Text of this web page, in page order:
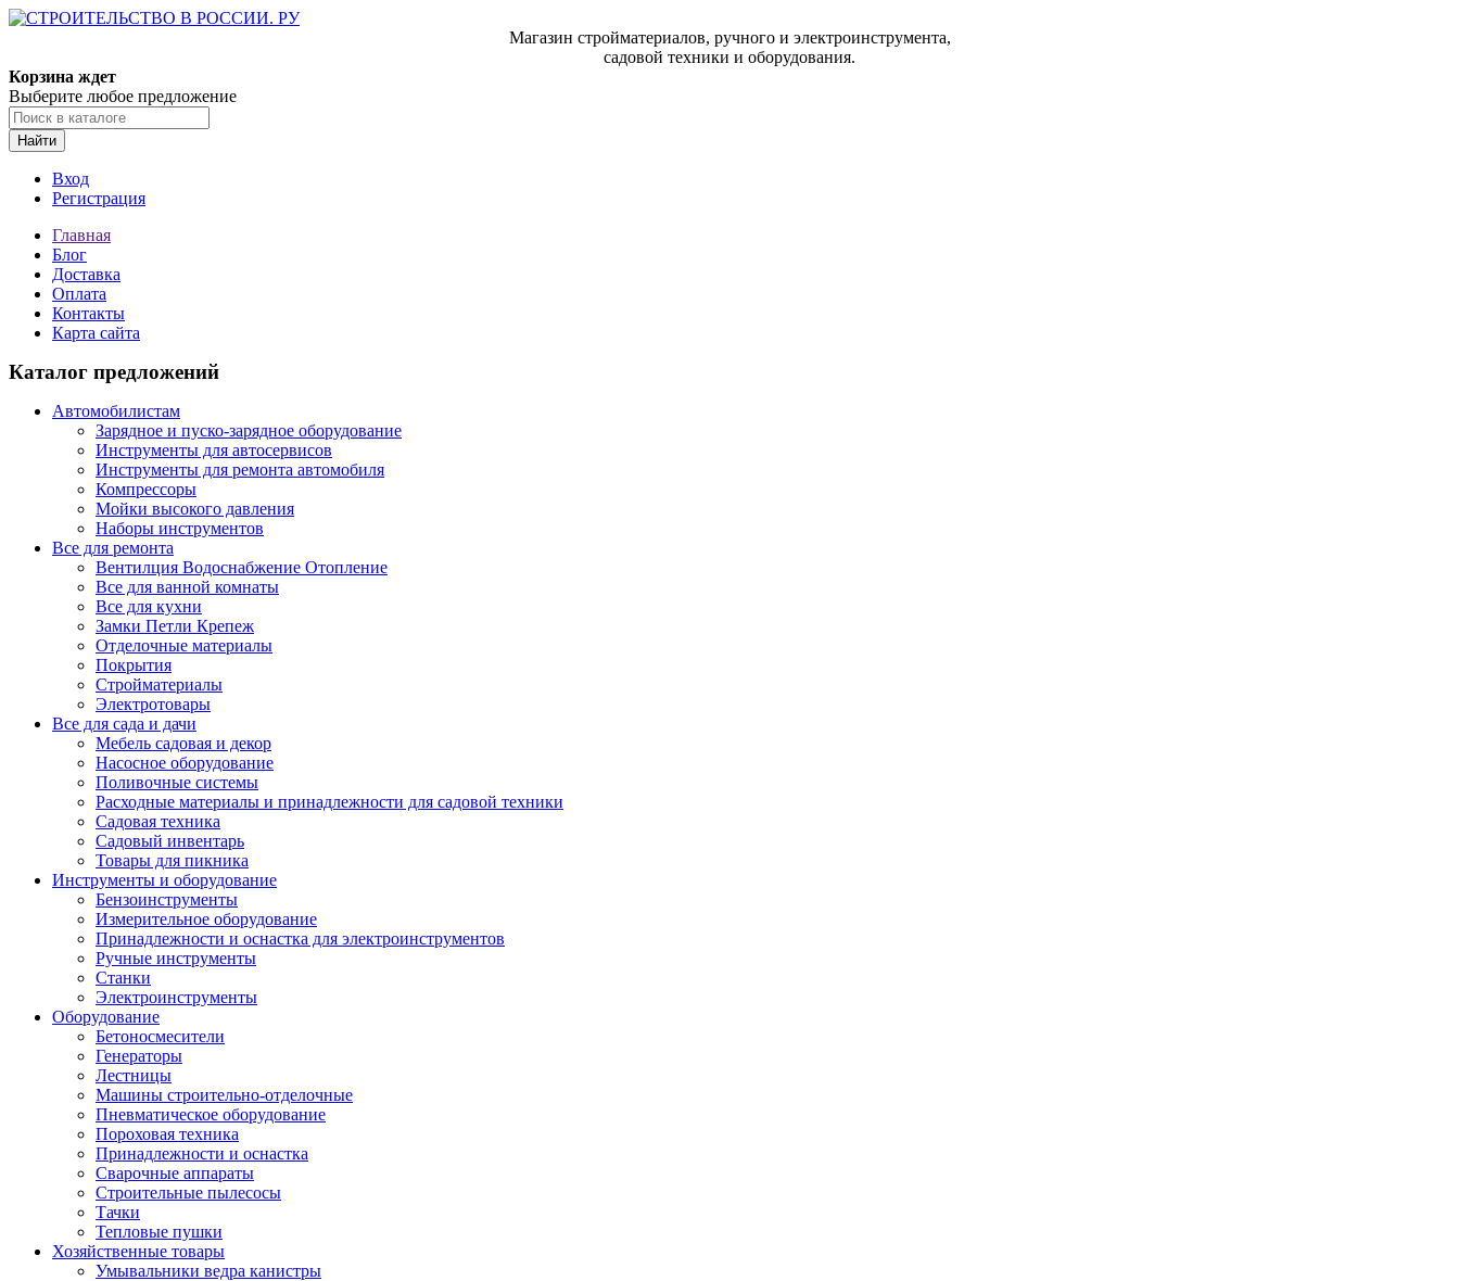
Магазин стройматериалов, ручного и электроинструмента,
садовой техники и оборудования.
Корзина ждет
Выберите любое предложение
Найти
Вход
Регистрация
Главная
Блог
Доставка
Оплата
Контакты
Карта сайта
Каталог предложений
Автомобилистам
Зарядное и пуско-зарядное оборудование
Инструменты для автосервисов
Инструменты для ремонта автомобиля
Компрессоры
Мойки высокого давления
Наборы инструментов
Все для ремонта
Вентилция Водоснабжение Отопление
Все для ванной комнаты
Все для кухни
Замки Петли Крепеж
Отделочные материалы
Покрытия
Стройматериалы
Электротовары
Все для сада и дачи
Мебель садовая и декор
Насосное оборудование
Поливочные системы
Расходные материалы и принадлежности для садовой техники
Садовая техника
Садовый инвентарь
Товары для пикника
Инструменты и оборудование
Бензоинструменты
Измерительное оборудование
Принадлежности и оснастка для электроинструментов
Ручные инструменты
Станки
Электроинструменты
Оборудование
Бетоносмесители
Генераторы
Лестницы
Машины строительно-отделочные
Пневматическое оборудование
Пороховая техника
Принадлежности и оснастка
Сварочные аппараты
Строительные пылесосы
Тачки
Тепловые пушки
Хозяйственные товары
Умывальники ведра канистры